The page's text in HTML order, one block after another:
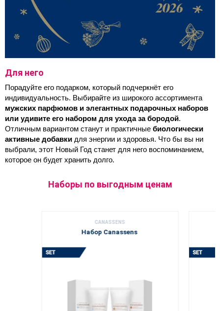
Для него
Порадуйте его подарком, который подчеркнёт его
мужских парфюмов и элегантных подарочных наборов
или удивите его набором для ухода за бородой.
Отличным вариантом станут и практичные биологически
активные добавки для энергии и здоровья. Что бы вы ни
выбрали, этот Новый Год станет для него воспоминанием,
которое он будет хранить долго.
Наборы по выгодным ценам
CANASSENS
Набор Canassens